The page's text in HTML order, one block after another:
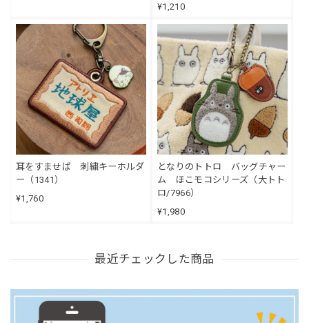
¥1,210
耳をすませば 刺繍キーホルダ
ー（1341）
¥1,760
となりのトトロ バッグチャー
ム ほこモコシリーズ（大トト
ロ/7966）
¥1,980
最近チェックした商品